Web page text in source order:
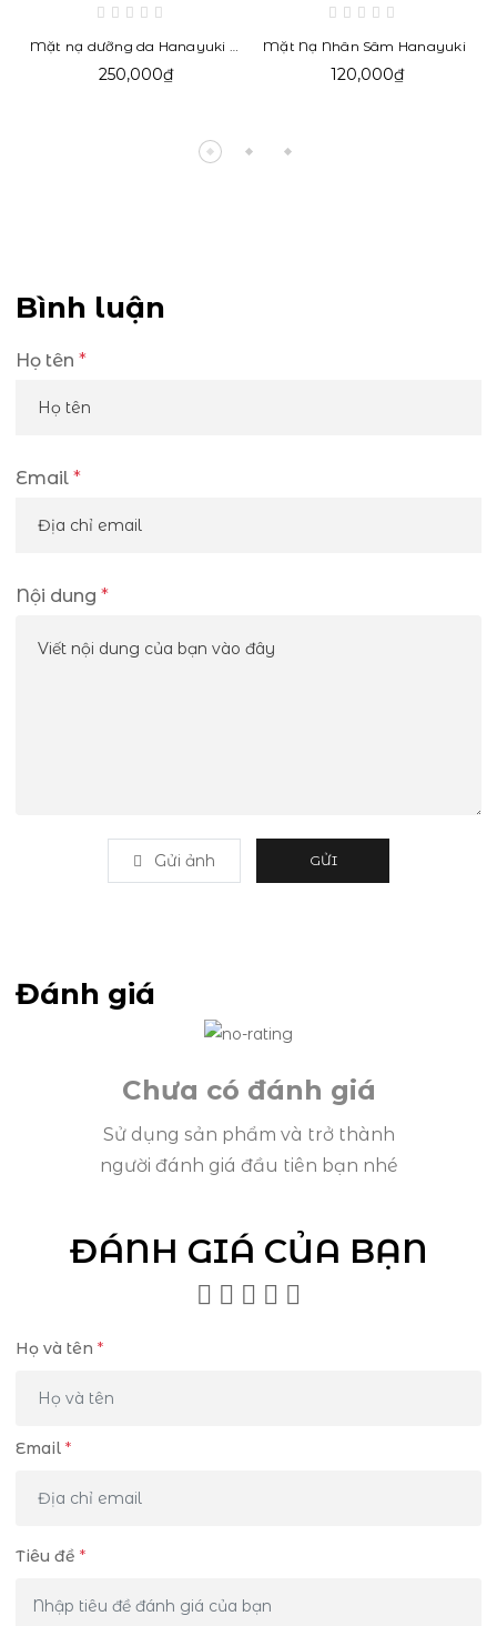
Mặt nạ dưỡng da Hanayuki -
250,000₫
Mặt Nạ Nhân Sâm Hanayuki
120,000₫
Bình luận
Họ tên *
Email *
Nội dung *
Gửi ảnh GỬI
Đánh giá
Chưa có đánh giá
Sử dụng sản phẩm và trở thành
người đánh giá đầu tiên bạn nhé
ĐÁNH GIÁ CỦA BẠN
Họ và tên *
Email *
Tiêu đề *